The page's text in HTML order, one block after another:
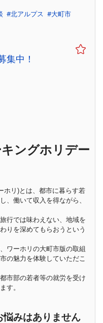
北アルプス 大町市
集中！
ングホリデー
ホリ)とは、都市に暮らす若
、働いて収入を得ながら、
行では味わえない、地域を
りを深めてもらおうという
ワーホリの大町市版の取組
の魅力を体験していただこ
市部の若者等の就労を受け
す。
悩みはありません